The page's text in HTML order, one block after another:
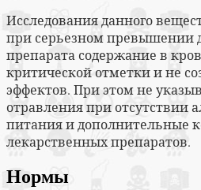
Исследования данного
при серьезном превышении
препарата содержание в
критической отметки и не
эффектов. При этом не
отравления при отсутствии
питания и дополнительные
лекарственных препаратов.
Нормы